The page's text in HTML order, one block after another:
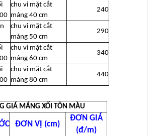
chu vi mặt cắt
máng 40 cm
240
chu vi mặt cắt
máng 50 cm
290
chu vi mặt cắt
máng 60 cm
340
chu vi mặt cắt
máng 80 cm
440
GIÁ MÁNG XỐI TÔN MÀU
ĐƠN VỊ (cm)
ĐƠN GIÁ
(đ/m)